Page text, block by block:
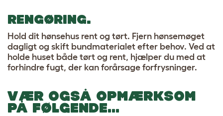
RENGØRING.
Hold dit hønsehus rent og tørt. Fjern hønsemøget
dagligt og skift bundmaterialet efter behov. Ved at
holde huset både tørt og rent, hjælper du med at
forhindre fugt, der kan forårsage forfrysninger.
VÆR OGSÅ OPMÆRKSOM
PÅ FØLGENDE…